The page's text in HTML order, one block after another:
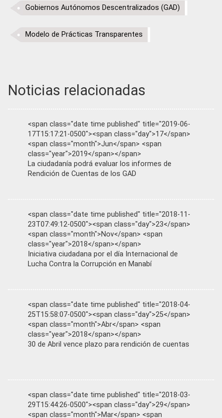
Gobiernos Autónomos Descentralizados (GAD)
Modelo de Prácticas Transparentes
Noticias relacionadas
<span class="date time published" title="2019-06-
17T15:17:21-0500"><span class="day">17</span>
<span class="month">Jun</span> <span
class="year">2019</span></span>
La ciudadanía podrá evaluar los informes de
Rendición de Cuentas de los GAD
<span class="date time published" title="2018-11-
23T07:49:12-0500"><span class="day">23</span>
<span class="month">Nov</span> <span
class="year">2018</span></span>
Iniciativa ciudadana por el día Internacional de
Lucha Contra la Corrupción en Manabí
<span class="date time published" title="2018-04-
25T15:58:07-0500"><span class="day">25</span>
<span class="month">Abr</span> <span
class="year">2018</span></span>
30 de Abril vence plazo para rendición de cuentas
<span class="date time published" title="2018-03-
29T15:44:26-0500"><span class="day">29</span>
<span class="month">Mar</span> <span